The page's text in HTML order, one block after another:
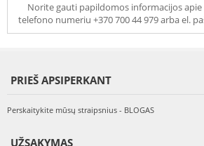
Norite gauti papildomos informacijos apie
telefono numeriu +370 700 44 979 arba el.
PRIEŠ APSIPERKANT
Perskaitykite mūsų straipsnius - BLOGAS
UŽSAKYMAS